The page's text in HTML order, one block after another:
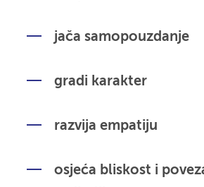
jača samopouzdanje
gradi karakter
razvija empatiju
osjeća bliskost i